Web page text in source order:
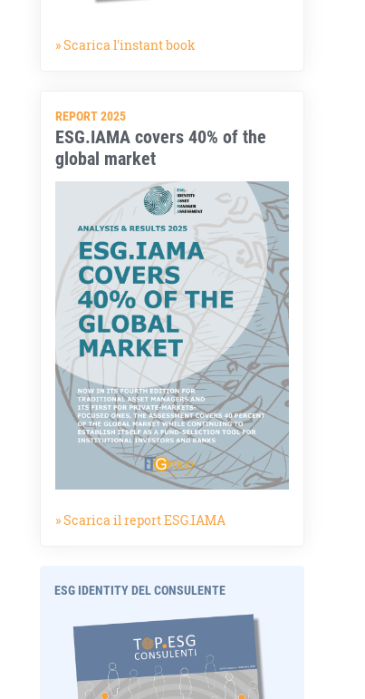
» Scarica l'instant book
REPORT 2025
ESG.IAMA covers 40% of the
global market
» Scarica il report ESG.IAMA
ESG IDENTITY DEL CONSULENTE